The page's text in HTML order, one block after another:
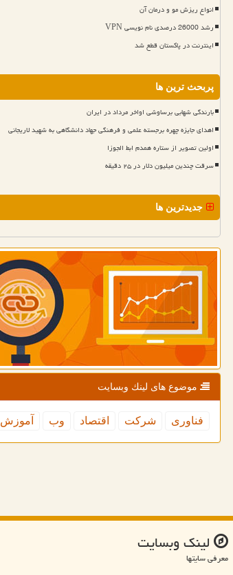
انواع ریزش مو و درمان آن
رشد 26000 درصدی نام نویسی VPN
اینترنت در پاکستان قطع شد
پربحث ترین ها
بارندگی شهابی برساوشی اواخر مرداد در ایران
اهدای جایزه چهره برجسته علمی و فرهنگی جهاد دانشگاهی به شهید لاریجانی
اولین تصویر از ستاره همدم ابط الجوزا
سرقت چندین میلیون دلار در ۲۵ دقیقه
جدیدترین ها
موضوع های لینك وبسایت
فناوری شركت اقتصاد وب آموزش
لینك وبسایت
معرفی سایتها